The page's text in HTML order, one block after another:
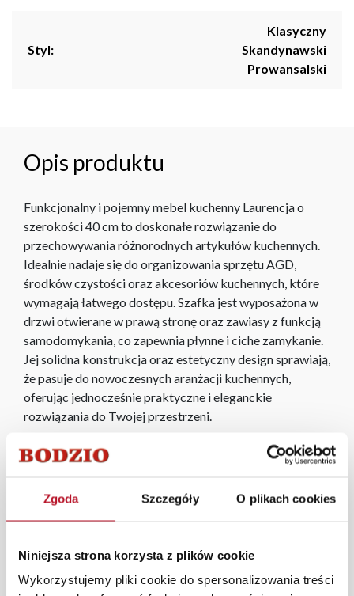
Zgoda Szczegóły O plikach cookies
Niniejsza strona korzysta z plików cookie
Wykorzystujemy pliki cookie do spersonalizowania treści
Styl:
Klasyczny
Skandynawski
Prowansalski
Opis produktu
Funkcjonalny i pojemny mebel kuchenny Laurencja o
szerokości 40 cm to doskonałe rozwiązanie do
przechowywania różnorodnych artykułów kuchennych.
Idealnie nadaje się do organizowania sprzętu AGD,
środków czystości oraz akcesoriów kuchennych, które
wymagają łatwego dostępu. Szafka jest wyposażona w
drzwi otwierane w prawą stronę oraz zawiasy z funkcją
samodomykania, co zapewnia płynne i ciche zamykanie.
Jej solidna konstrukcja oraz estetyczny design sprawiają,
że pasuje do nowoczesnych aranżacji kuchennych,
oferując jednocześnie praktyczne i eleganckie
rozwiązania do Twojej przestrzeni.
Cena szafki nie obejmuje cokołu. Cokół można dokupić
dodatkowo, kliknij i zobacz
Kuchnia Laurencja z frezowanymi i lakierowanymi
frontami wykończonymi na mat, bokami w kolorze dąb
wykonane i pasujące do stylu glamour oraz
prowansalskiego. Klasyczna stylistyka pozwala na